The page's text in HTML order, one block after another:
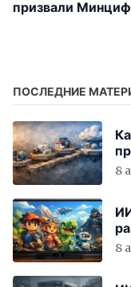
призвали
ПОСЛЕДНИЕ
8
8